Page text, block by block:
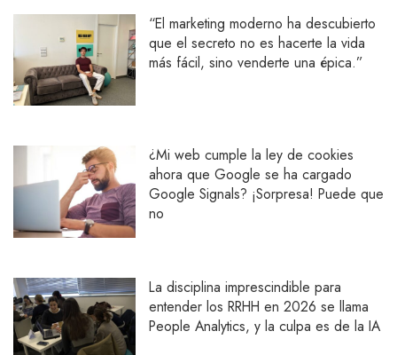
“El marketing moderno ha descubierto
que el secreto no es hacerte la vida
más fácil, sino venderte una épica.”
¿Mi web cumple la ley de cookies
ahora que Google se ha cargado
Google Signals? ¡Sorpresa! Puede que
no
La disciplina imprescindible para
entender los RRHH en 2026 se llama
People Analytics, y la culpa es de la IA